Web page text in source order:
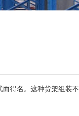
得名。这种货架组装